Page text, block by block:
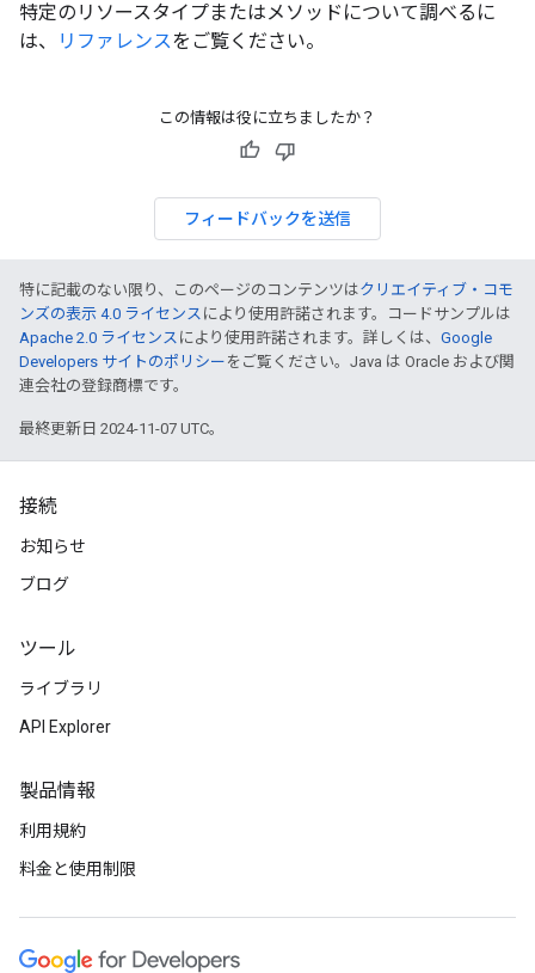
特定のリソースタイプまたはメソッドについて調べるに
は、
リファレンスをご覧ください。
この情報は役に立ちましたか？
フィードバックを送信
特に記載のない限り、このページのコンテンツはクリエイティブ・コモ
ンズの表示 4.0 ライセンス により使用許諾されます。コードサンプルは
Apache 2.0 ライセンス により使用許諾されます。詳しくは、 Google
Developers サイトのポリシー をご覧ください。Java は Oracle および関
連会社の登録商標です。
最終更新日 2024-11-07 UTC。
接続
お知らせ
ブログ
ツール
ライブラリ
API Explorer
製品情報
利用規約
料金と使用制限